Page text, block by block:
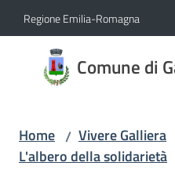
Vai al contenuto
Vai alla navigazione
Vai al footer
Regione Emilia-Romagna
Comune di
Comune
di
Home / Vivere Galliera
L'albero della solidarietà